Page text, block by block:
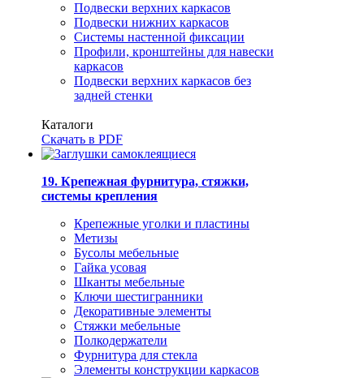
Подвески верхних каркасов
Подвески нижних каркасов
Системы настенной фиксации
Профили, кронштейны для навески
каркасов
Подвески верхних каркасов без
задней стенки
Каталоги
Скачать в PDF
19. Крепежная фурнитура, стяжки,
системы крепления
Крепежные уголки и пластины
Метизы
Бусолы мебельные
Гайка усовая
Шканты мебельные
Ключи шестигранники
Декоративные элементы
Стяжки мебельные
Полкодержатели
Фурнитура для стекла
Элементы конструкции каркасов